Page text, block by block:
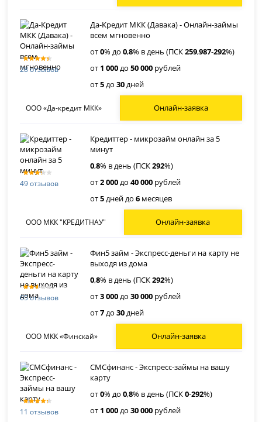
28 отзывов
Да-Кредит МКК (Давака) - Онлайн-займы
всем мгновенно
от0% до0,8% в день (ПСК259,987-292%)
от 1 000до50 000 рублей
от5до30дней
ООО «Да-кредит МКК» Онлайн-заявка
49 отзывов
Кредиттер - микрозайм онлайн за 5
минут
0,8% в день (ПСК292%)
от2 000до40 000 рублей
от5дней до6 месяцев
ООО МКК "КРЕДИТНАУ" Онлайн-заявка
65 отзывов
Фин5 займ - Экспресс-деньги на карту не
выходя из дома
0,8% в день (ПСК292%)
от3 000до30 000 рублей
от7до30дней
ООО МКК «Финскай» Онлайн-заявка
11 отзывов
СМСфинанс - Экспресс-займы на вашу
карту
от0% до0,8% в день (ПСК0-292%)
от 1 000до30 000 рублей